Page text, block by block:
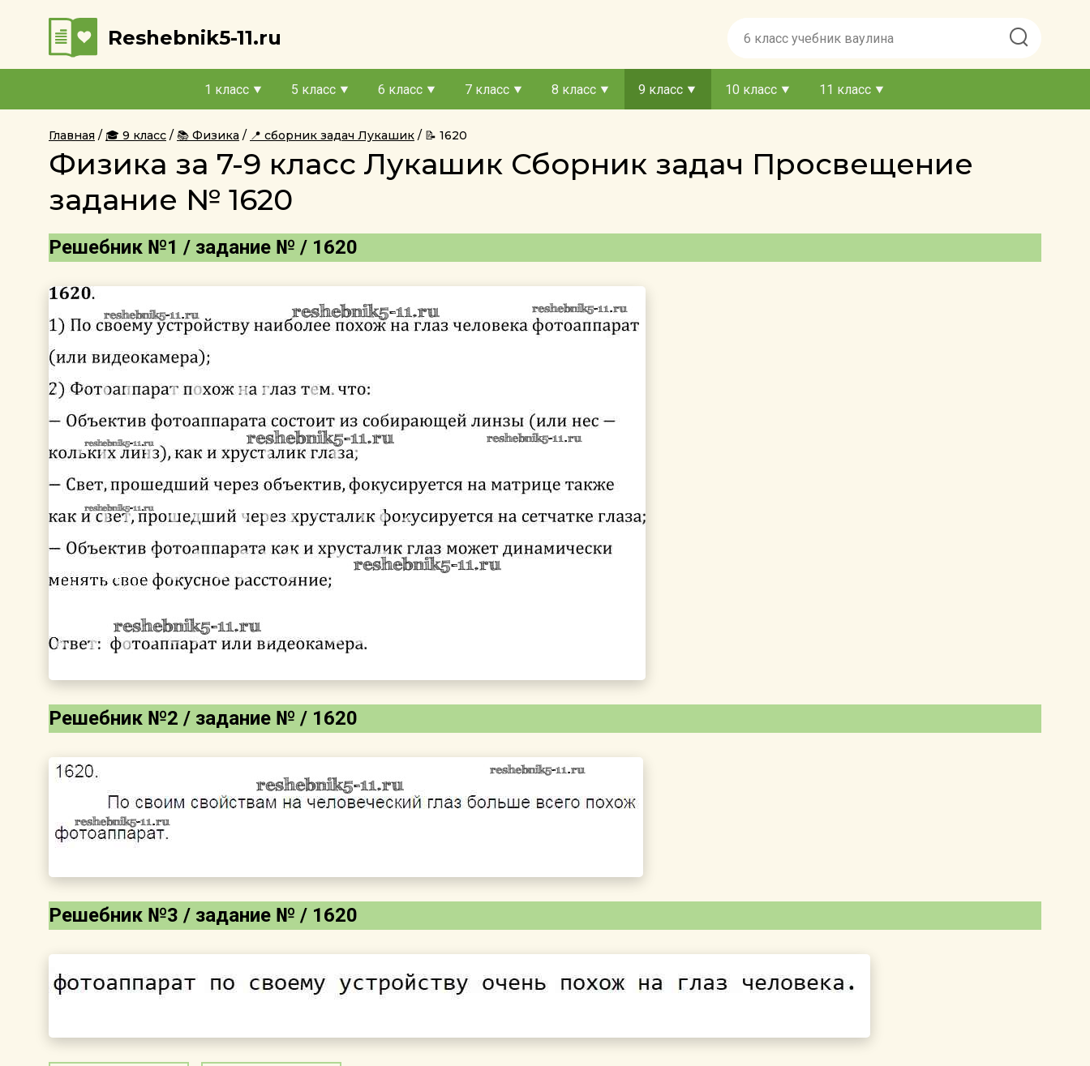
Reshebnik5-11.ru
1 класс 5 класс 6 класс 7 класс 8 класс 9 класс 10 класс 11 класс
Главная 🎓 9 класс 📚 Физика 📍 сборник задач Лукашик 📝 1620
Физика за 7-9 класс Лукашик Сборник задач Просвещение
задание № 1620
Решебник №1 / задание № / 1620
Решебник №2 / задание № / 1620
Решебник №3 / задание № / 1620